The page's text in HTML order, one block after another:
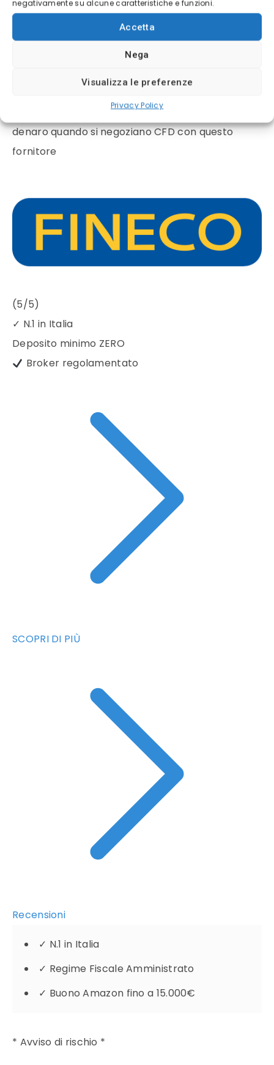
negativamente su alcune caratteristiche e funzioni.
Accetta
Nega
Visualizza le preferenze
Privacy Policy
✓Regulated CySEC License 247/14
✓Conto di pratica gratuito da 10.000€
Interfaccia intuitiva e strumenti avanzati
Il 72% dei conti degli investitori al dettaglio perde
denaro quando si negoziano CFD con questo
fornitore
(5/5)
✓ N.1 in Italia
Deposito minimo ZERO
Broker regolamentato
SCOPRI DI PIÙ
Recensioni
✓ N.1 in Italia
✓ Regime Fiscale Amministrato
✓ Buono Amazon fino a 15.000€
* Avviso di rischio *